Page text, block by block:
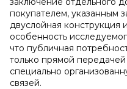
покупателем, указанным
двуслойная конструкция
особенность
что публичная
только прямой передачей
специально
связей.